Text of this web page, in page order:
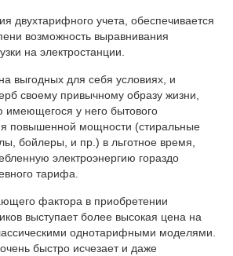
двухтарифного учета, обеспечивается
возможность выравнивания
на электростанции.
выгодных для себя условиях, и
своему привычному образу жизни,
имеющегося у него бытового
повышенной мощности (стиральные
бойлеры, и пр.) в льготное время,
электроэнергию гораздо
тарифа.
фактора в приобретении
выступает более высокая цена на
однотарифными моделями.
быстро исчезает и даже